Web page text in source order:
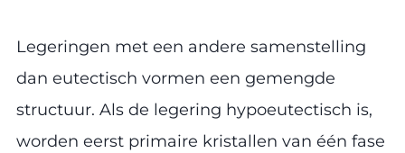
Legeringen met een andere samenstelling
dan eutectisch vormen een gemengde
structuur. Als de legering hypoeutectisch is,
worden eerst primaire kristallen van één fase